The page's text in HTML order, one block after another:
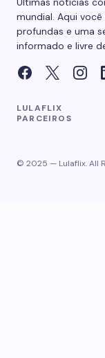
mundial. Aqui
profundas e uma
informado e livre
LULAFLIX
PARCEIROS
© 2025 — Lulaflix. All